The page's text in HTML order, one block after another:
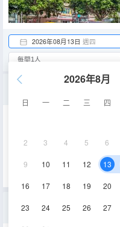
2026年08月13日 週四
2026年8月
日 一 二 三 四
2 3 4 5 6
9 10 11 12 13
16 17 18 19 20
23 24 25 26 27